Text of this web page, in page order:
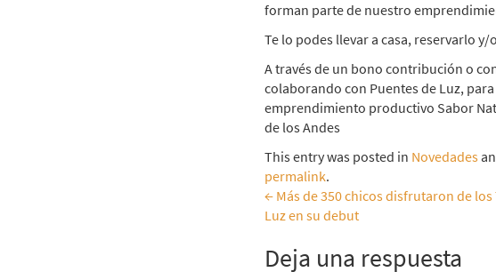
forman parte de nuestro
Te lo podes llevar a casa, reservarlo
A través de un bono contribución o
colaborando con Puentes de Luz,
emprendimiento productivo Sabor
de los Andes
This entry was posted in Novedades
permalink.
entradas
← Más de 350 chicos disfrutaron de
Luz en su debut
Deja una respuesta